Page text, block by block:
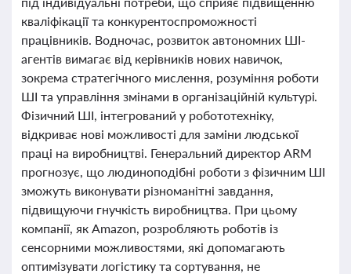
кваліфікації та конкурентоспроможності
працівників. Водночас, розвиток автономних ШІ-
агентів вимагає від керівників нових навичок,
зокрема стратегічного мислення, розуміння роботи
ШІ та управління змінами в організаційній культурі.
Фізичний ШІ, інтегрований у робототехніку,
відкриває нові можливості для заміни людської
праці на виробництві. Генеральний директор ARM
прогнозує, що людиноподібні роботи з фізичним ШІ
зможуть виконувати різноманітні завдання,
підвищуючи гнучкість виробництва. При цьому
компанії, як Amazon, розробляють роботів із
сенсорними можливостями, які допомагають
оптимізувати логістику та сортування, не